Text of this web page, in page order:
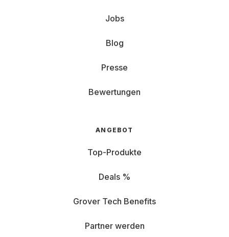
Jobs
Blog
Presse
Bewertungen
ANGEBOT
Top-Produkte
Deals %
Grover Tech Benefits
Partner werden